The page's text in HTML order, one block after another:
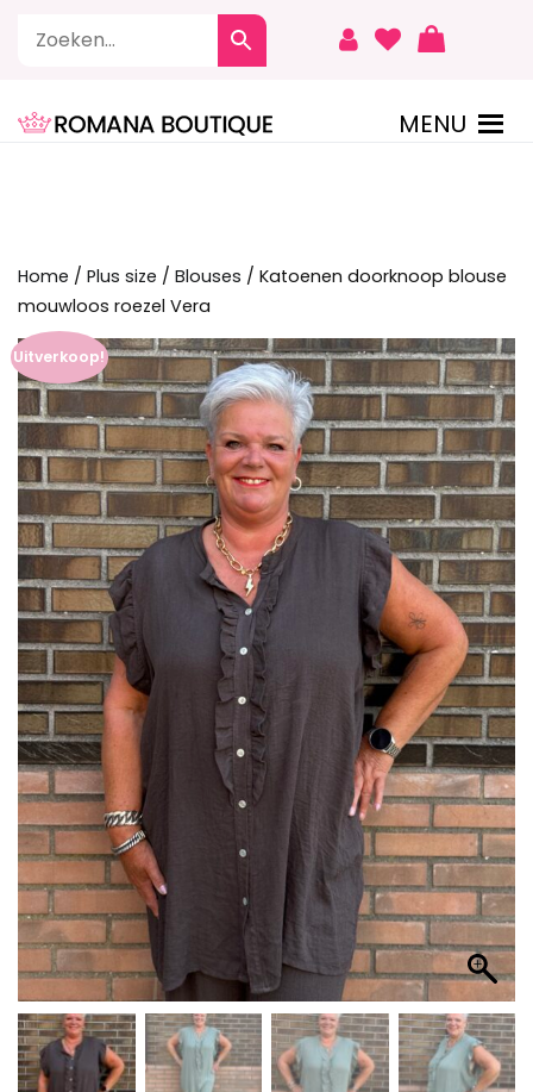
MENU
Home / Plus size / Blouses / Katoenen doorknoop blouse
mouwloos roezel Vera
Uitverkoop!